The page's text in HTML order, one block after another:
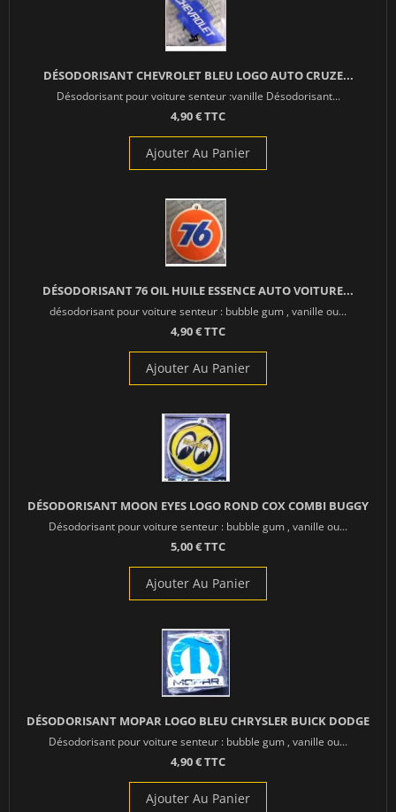
DÉSODORISANT CHEVROLET BLEU LOGO AUTO CRUZE...
Désodorisant pour voiture senteur :vanille Désodorisant...
4,90 € TTC
Ajouter Au Panier
DÉSODORISANT 76 OIL HUILE ESSENCE AUTO VOITURE...
désodorisant pour voiture senteur : bubble gum , vanille ou...
4,90 € TTC
Ajouter Au Panier
DÉSODORISANT MOON EYES LOGO ROND COX COMBI BUGGY
Désodorisant pour voiture senteur : bubble gum , vanille ou...
5,00 € TTC
Ajouter Au Panier
DÉSODORISANT MOPAR LOGO BLEU CHRYSLER BUICK DODGE
Désodorisant pour voiture senteur : bubble gum , vanille ou...
4,90 € TTC
Ajouter Au Panier